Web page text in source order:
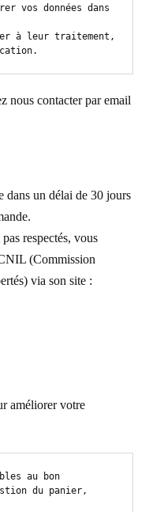
vos données dans
à leur traitement,
nous contacter par email
dans un délai de 30 jours
respectés, vous
(Commission
via son site :
améliorer votre
au bon
du panier,